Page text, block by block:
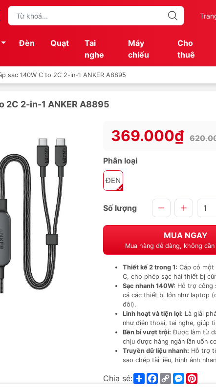
Đèn Quạt
Tai
nghe
Máy
chiếu
Cho
thuê
sạc 140W C to 2C 2-in-1 ANKER A8895
2C 2-in-1 ANKER A8895
369.000₫
Phân loại
ĐEN
Số lượng
MUA NGAY
Mua hàng dễ dàng, không
Thiết kế 2 trong 1: Cáp có một
C, cho phép sạc hai thiết bị
Sạc nhanh 140W: Hỗ trợ công
cả các thiết bị lớn như laptop
đôi).
Linh hoạt và tiện lợi: Là giải
như điện thoại, tai nghe, giúp
Bền bỉ vượt trội: Được làm từ
chịu được hàng ngàn lần uốn
Truyền dữ liệu nhanh: Hỗ trợ
sao chép tài liệu, hình ảnh
Chia sẻ: ShareFacebook
Copy
Link